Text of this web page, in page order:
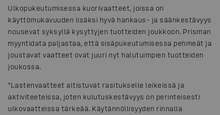
Ulkopukeutumisessa kuorivaatteet, joissa on
käyttömukavuuden lisäksi hyvä hankaus- ja säänkestävyys
nousevat syksyllä kysyttyjen tuotteiden joukkoon. Prisman
myyntidata paljastaa, että sisäpukeutumisessa pehmeät ja
joustavat vaatteet ovat juuri nyt halutuimpien tuotteiden
joukossa.
“Lastenvaatteet altistuvat rasitukselle leikeissä ja
aktiviteeteissa, joten kulutuskestävyys on perinteisesti
ulkovaatteissa tärkeää. Käytännöllisyyden rinnalla